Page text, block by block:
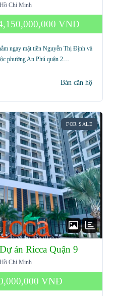
Chí Minh
VNĐ
ngay mặt tiền Nguyễn Thị Định và
phường An Phú quận 2…
Bán căn hộ
FOR SALE
án Ricca Quận 9
Chí Minh
VNĐ